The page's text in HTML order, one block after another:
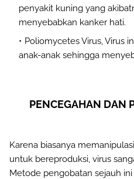
penyakit kuning yang
menyebabkan kanker hati.
Poliomycetes Virus, Virus
anak-anak sehingga
PENCEGAHAN DAN
Karena biasanya
untuk bereproduksi, virus
Metode pengobatan sejauh